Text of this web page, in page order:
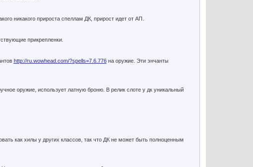
никакого прироста спеллам ДК, прирост идет от АП.
прикрепленки.
http://ru.wowhead.com/?spells=7.6.776на оружие. Эти энчанты
оружие, использует латную броню. В релик слоте у дк уникальный
как хилы у других классов, так что ДК не может быть полноценным